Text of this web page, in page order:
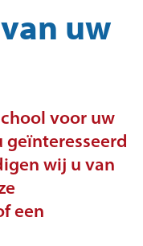
uw
voor uw
wij u van
een